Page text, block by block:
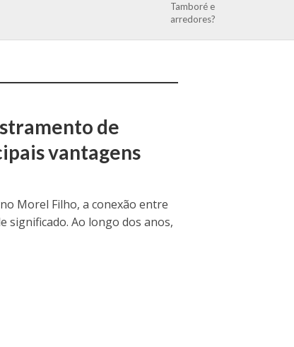
Tamboré e
arredores?
de
vantagens
Morel Filho, a conexão entre
significado. Ao longo dos anos,